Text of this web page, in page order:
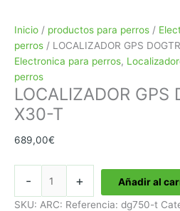
Inicio / productos para perros /
perros / LOCALIZADOR GPS
Electronica para perros,
perros
LOCALIZADOR GPS
X30-T
689,00€
-
DOGTRACE
+ Añadir al
SKU: ARC: Referencia: dg750-t